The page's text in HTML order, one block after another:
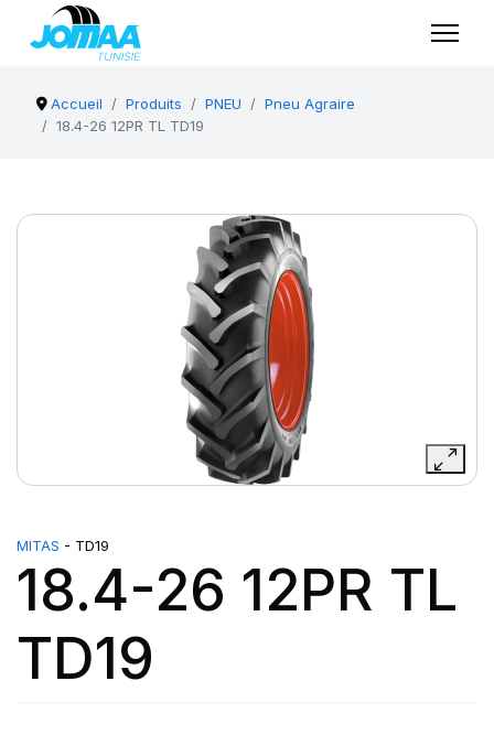
Accueil Produits PNEU
Pneu Agraire
18.4-26 12PR TL TD19
MITAS - TD19
18.4-26 12PR TL
TD19